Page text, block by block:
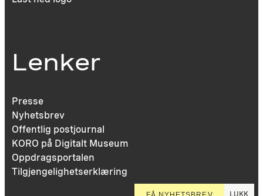
Lenker
Presse
Nyhetsbrev
Offentlig postjournal
KORO på Digitalt Museum
Oppdragsportalen
Tilgjengelighetserklæring
LUKK